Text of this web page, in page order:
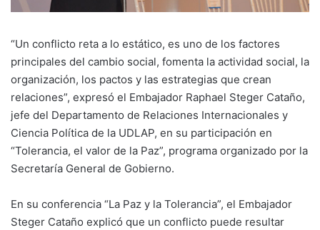
“Un conflicto reta a lo estático, es uno de los factores
principales del cambio social, fomenta la actividad social, la
organización, los pactos y las estrategias que crean
relaciones”, expresó el Embajador Raphael Steger Cataño,
jefe del Departamento de Relaciones Internacionales y
Ciencia Política de la UDLAP, en su participación en
“Tolerancia, el valor de la Paz”, programa organizado por la
Secretaría General de Gobierno.
En su conferencia “La Paz y la Tolerancia”, el Embajador
Steger Cataño explicó que un conflicto puede resultar